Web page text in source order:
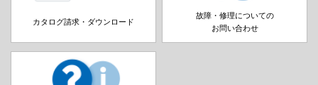
カタログ請求・ダウンロード
故障・修理についての
お問い合わせ